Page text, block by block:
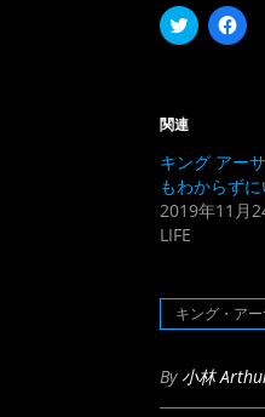
ク
リ
有
(新
し
い
で
開
す)
で
リ
ッ
ク
し
(新
し
ィ
ン
関連
キング アー
もわからず
2019年11月
LIFE
キング・ア
By 小林